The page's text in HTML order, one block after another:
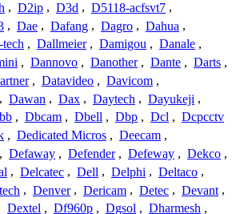
, D2ip , D3d , D5118-acfsvt7 ,
, Dae , Dafang , Dagro , Dahua ,
, Dallmeier , Damigou , Danale ,
, Dannovo , Danother , Dante , Darts ,
, Datavideo , Davicom ,
, Dawan , Dax , Daytech , Dayukeji ,
, Dbcam , Dbell , Dbp , Dcl , Dcpcctv
, Dedicated Micros , Deecam ,
, Defaway , Defender , Defeway , Dekco ,
, Delcatec , Dell , Delphi , Deltaco ,
, Denver , Dericam , Detec , Devant ,
Dextel , Df960p , Dgsol , Dharmesh ,